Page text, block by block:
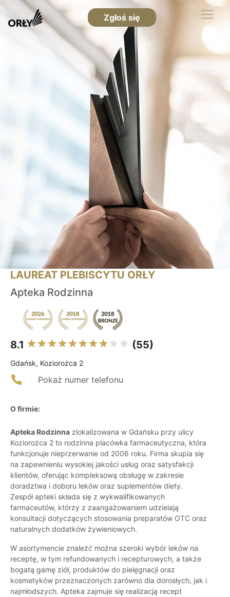
Zgłoś się
LAUREAT PLEBISCYTU ORŁY
Apteka Rodzinna
8.1 (55)
Gdańsk, Koziorożca 2
Pokaż numer telefonu
O firmie:
Apteka Rodzinna zlokalizowana w Gdańsku przy ulicy
Koziorożca 2 to rodzinna placówka farmaceutyczna, która
funkcjonuje nieprzerwanie od 2006 roku. Firma skupia się
na zapewnieniu wysokiej jakości usług oraz satysfakcji
klientów, oferując kompleksową obsługę w zakresie
doradztwa i doboru leków oraz suplementów diety.
Zespół apteki składa się z wykwalifikowanych
farmaceutów, którzy z zaangażowaniem udzielają
konsultacji dotyczących stosowania preparatów OTC oraz
naturalnych dodatków żywieniowych.
W asortymencie znaleźć można szeroki wybór leków na
receptę, w tym refundowanych i recepturowych, a także
bogatą gamę ziół, produktów do pielęgnacji oraz
kosmetyków przeznaczonych zarówno dla dorosłych, jak i
najmłodszych. Apteka zajmuje się realizacją recept